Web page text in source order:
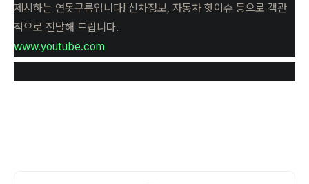
제시하는 연못구름입니다! 신차정보, 자동차 핫이슈 등으로 객관
적으로 전달해 드립니다.
www.youtube.com